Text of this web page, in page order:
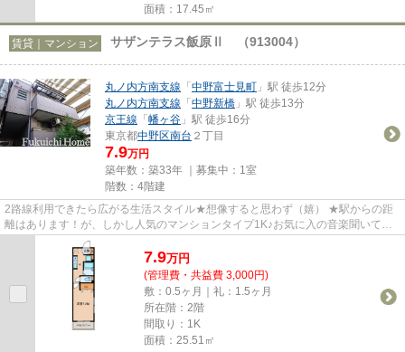
面積：17.45㎡
賃貸｜マンション サザンテラス飯原Ⅱ （913004）
丸ノ内方南支線 「中野富士見町 」駅 徒歩12分
丸ノ内方南支線 「中野新橋 」駅 徒歩13分
京王線 「幡ヶ谷 」駅 徒歩16分
東京都中野区南台 ２丁目
7.9万円
築年数：築33年 ｜募集中： 1室
階数：4階建
2路線利用できたら広がる生活スタイル★想像すると思わず（嬉） ★駅からの距
離はあります！が、しかし人気のマンションタイプ1K♪お気に入の音楽聞いて歩
いてみたりすると気分も明るく(^...
7.9万円
(管理費・共益費 3,000円)
敷：0.5ヶ月｜礼：1.5ヶ月
所在階：2階
間取り：1K
面積：25.51㎡